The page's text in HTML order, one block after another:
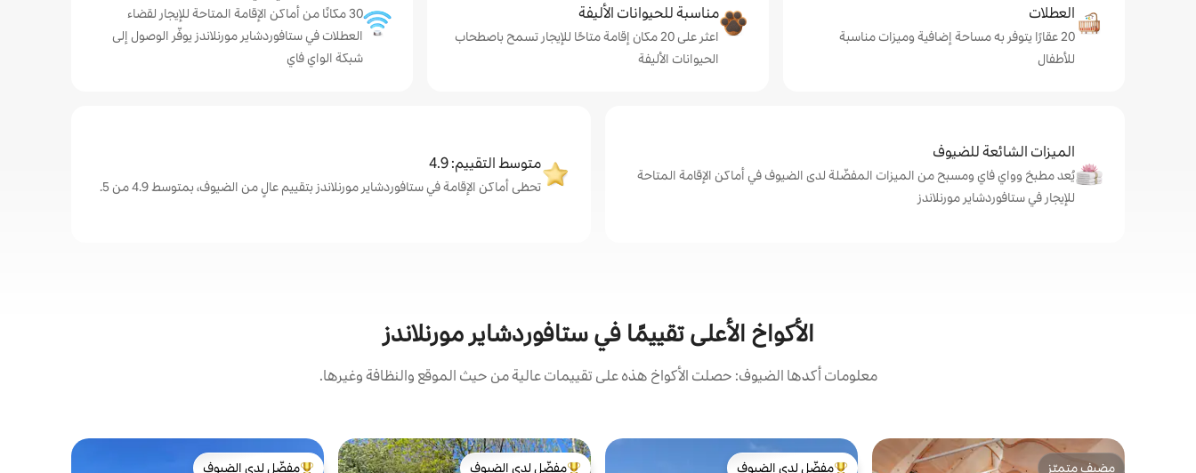
العطلات
20 عقارًا يتوفر به مساحة إضافية وميزات مناسبة
للأطفال
مناسبة للحيوانات الأليفة
اعثر على 20 مكان إقامة متاحًا للإيجار تسمح باصطحاب
الحيوانات الأليفة
30 مكانًا من أماكن الإقامة المتاحة للإيجار لقضاء
العطلات في ستافوردشاير مورنلاندز يوفّر الوصول إلى
شبكة الواي فاي
الميزات الشائعة للضيوف
يُعد مطبخ وواي فاي ومسبح من الميزات المفضّلة لدى الضيوف في أماكن الإقامة المتاحة
للإيجار في ستافوردشاير مورنلاندز
متوسط التقييم: 4.9
تحظى أماكن الإقامة في ستافوردشاير مورنلاندز بتقييم عالٍ من الضيوف، بمتوسط 4.9 من 5.
الأكواخ الأعلى تقييمًا في ستافوردشاير مورنلاندز
معلومات أكدها الضيوف: حصلت الأكواخ هذه على تقييمات عالية من حيث الموقع والنظافة وغيرها.
مضيف متميّز مفضّل لدى الضيوف مفضّل لدى الضيوف مفضّل لدى الضيوف